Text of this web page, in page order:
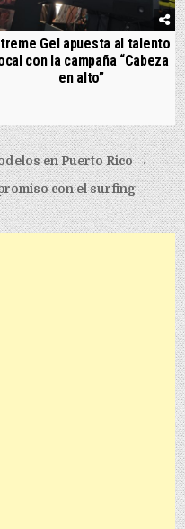
Gel apuesta al talento
con la campaña “Cabeza
en alto”
en Puerto Rico →
con el surfing